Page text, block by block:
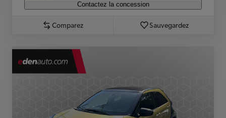
Contactez la concession
Comparez Sauvegardez